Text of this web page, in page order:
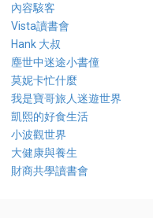
內容駭客
Vista讀書會
Hank 大叔
塵世中迷途小書僮
莫妮卡忙什麼
我是寶哥旅人迷遊世界
凱熙的好食生活
小波觀世界
大健康與養生
財商共學讀書會